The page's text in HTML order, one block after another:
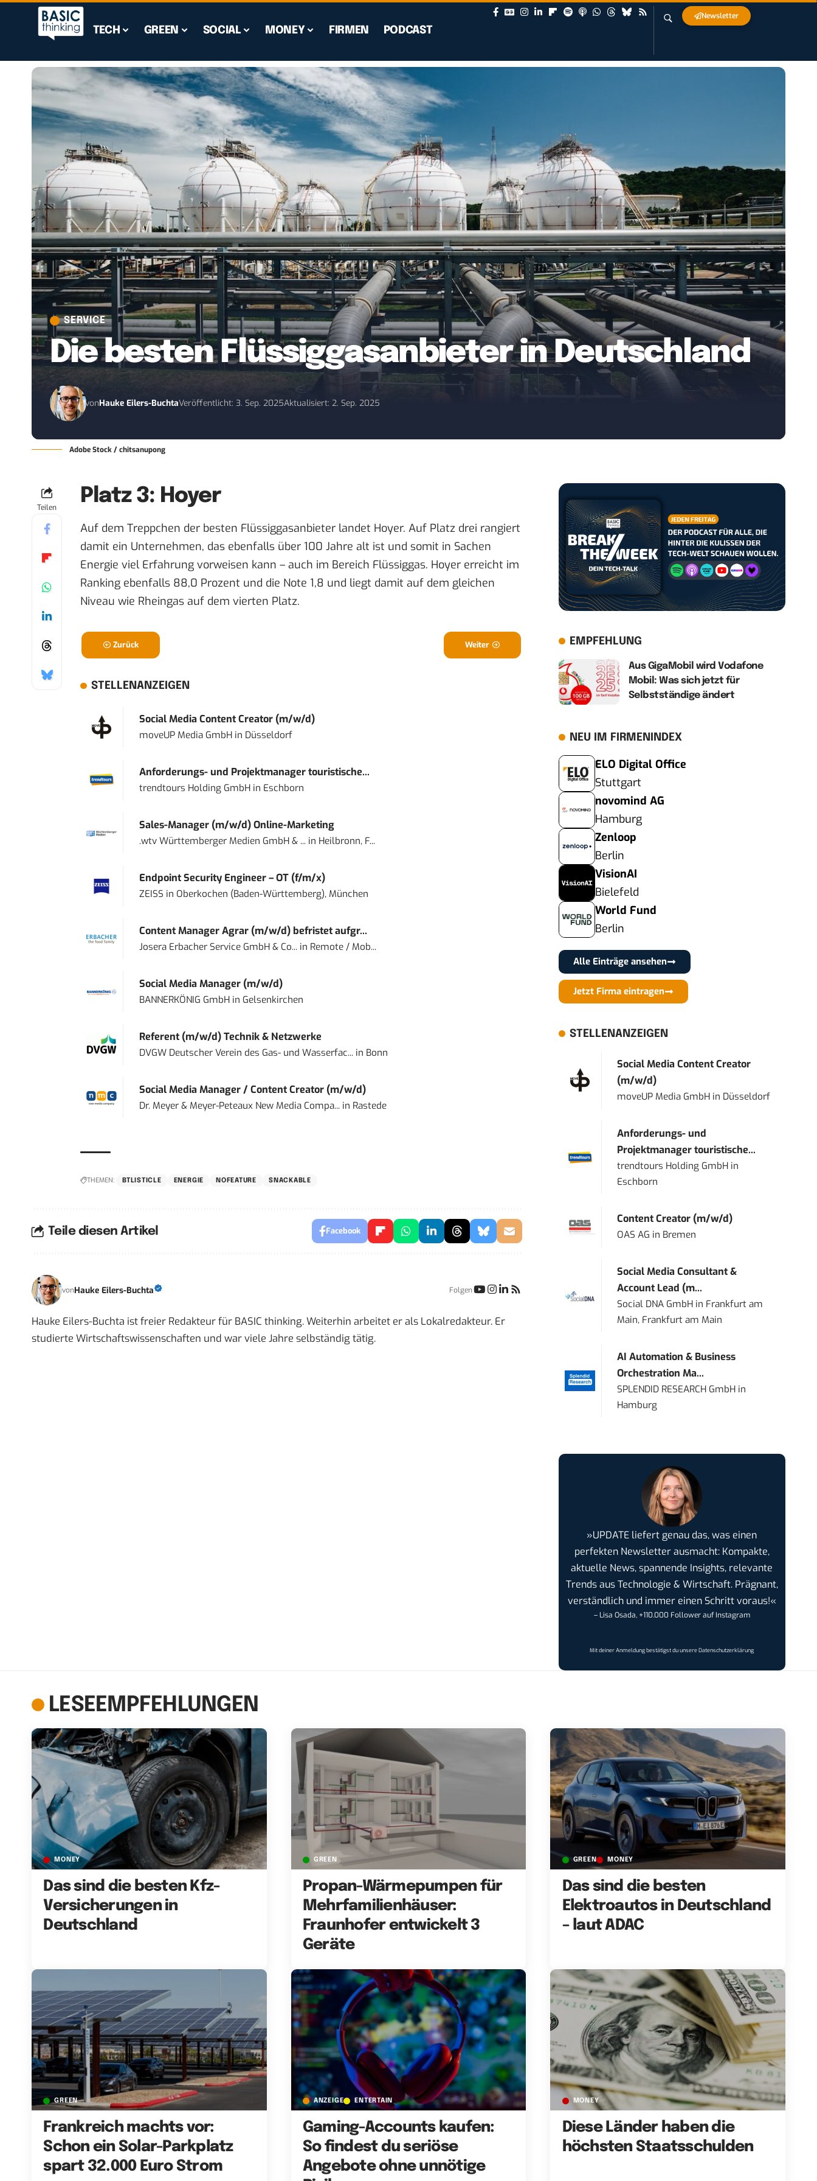
TECH GREEN SOCIAL MONEY FIRMEN PODCAST
Newsletter
SERVICE
Die besten Flüssiggasanbieter in Deutschland
vonHauke Eilers-BuchtaVeröffentlicht: 3. Sep. 2025Aktualisiert: 2. Sep. 2025
Adobe Stock / chitsanupong
Teilen
Platz 3: Hoyer
Auf dem Treppchen der besten Flüssiggasanbieter landet Hoyer. Auf Platz drei rangiert
damit ein Unternehmen, das ebenfalls über 100 Jahre alt ist und somit in Sachen
Energie viel Erfahrung vorweisen kann – auch im Bereich Flüssiggas. Hoyer erreicht im
Ranking ebenfalls 88,0 Prozent und die Note 1,8 und liegt damit auf dem gleichen
Niveau wie Rheingas auf dem vierten Platz.
Zurück Weiter
STELLENANZEIGEN
Social Media Content Creator (m/w/d)
moveUP Media GmbHin Düsseldorf
Anforderungs- und Projektmanager touristische...
trendtours Holding GmbHin Eschborn
Sales-Manager (m/w/d) Online-Marketing
.wtv Württemberger Medien GmbH & ...in Heilbronn, F...
Endpoint Security Engineer – OT (f/m/x)
ZEISS in Oberkochen (Baden-Württemberg), München
Content Manager Agrar (m/w/d) befristet aufgr...
Josera Erbacher Service GmbH & Co...in Remote / Mob...
Social Media Manager (m/w/d)
BANNERKÖNIG GmbHin Gelsenkirchen
Referent (m/w/d) Technik & Netzwerke
DVGW Deutscher Verein des Gas- und Wasserfac...in Bonn
Social Media Manager / Content Creator (m/w/d)
Dr. Meyer & Meyer-Peteaux New Media Compa...in Rastede
THEMEN: BTLISTICLE ENERGIE NOFEATURE SNACKABLE
Teile diesen Artikel Facebook
vonHauke Eilers-Buchta Folgen
Hauke Eilers-Buchta ist freier Redakteur für BASIC thinking. Weiterhin arbeitet er als Lokalredakteur. Er
studierte Wirtschaftswissenschaften und war viele Jahre selbständig tätig.
EMPFEHLUNG
Aus GigaMobil wird Vodafone
Mobil: Was sich jetzt für
Selbstständige ändert
NEU IM FIRMENINDEX
ELO Digital Office
Stuttgart
novomind AG
Hamburg
Zenloop
Berlin
VisionAI
Bielefeld
World Fund
Berlin
Alle Einträge ansehen
Jetzt Firma eintragen
STELLENANZEIGEN
Social Media Content Creator
(m/w/d)
moveUP Media GmbH in Düsseldorf
Anforderungs- und
Projektmanager touristische...
trendtours Holding GmbH in
Eschborn
Content Creator (m/w/d)
OAS AG in Bremen
Social Media Consultant &
Account Lead (m...
Social DNA GmbH in Frankfurt am
Main, Frankfurt am Main
AI Automation & Business
Orchestration Ma...
SPLENDID RESEARCH GmbH in
Hamburg
»UPDATE liefert genau das, was einen
perfekten Newsletter ausmacht: Kompakte,
aktuelle News, spannende Insights, relevante
Trends aus Technologie & Wirtschaft. Prägnant,
verständlich und immer einen Schritt voraus!«
– Lisa Osada, +110.000 Follower auf Instagram
Mit deiner Anmeldung bestätigst du unsereDatenschutzerklärung
LESEEMPFEHLUNGEN
MONEY
Das sind die besten Kfz-
Versicherungen in
Deutschland
GREEN
Propan-Wärmepumpen für
Mehrfamilienhäuser:
Fraunhofer entwickelt 3
Geräte
GREEN MONEY
Das sind die besten
Elektroautos in Deutschland
– laut ADAC
GREEN
Frankreich machts vor:
Schon ein Solar-Parkplatz
spart 32.000 Euro Strom
ANZEIGE ENTERTAIN
Gaming-Accounts kaufen:
So findest du seriöse
Angebote ohne unnötige
MONEY
Diese Länder haben die
höchsten Staatsschulden